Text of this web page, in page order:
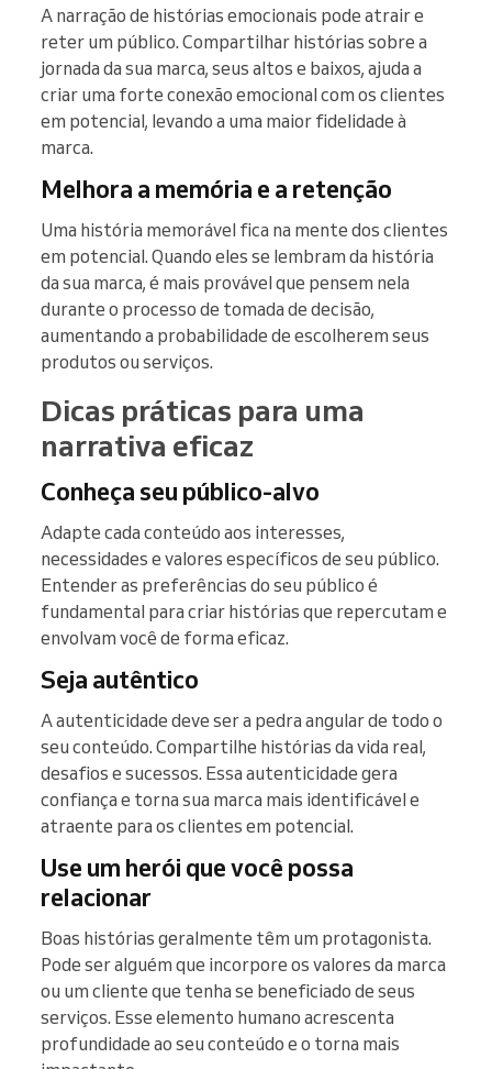
A narração de histórias emocionais pode atrair e
reter um público. Compartilhar histórias sobre a
jornada da sua marca, seus altos e baixos, ajuda a
criar uma forte conexão emocional com os clientes
em potencial, levando a uma maior fidelidade à
marca.
Melhora a memória e a retenção
Uma história memorável fica na mente dos clientes
em potencial. Quando eles se lembram da história
da sua marca, é mais provável que pensem nela
durante o processo de tomada de decisão,
aumentando a probabilidade de escolherem seus
produtos ou serviços.
Dicas práticas para uma
narrativa eficaz
Conheça seu público-alvo
Adapte cada conteúdo aos interesses,
necessidades e valores específicos de seu público.
Entender as preferências do seu público é
fundamental para criar histórias que repercutam e
envolvam você de forma eficaz.
Seja autêntico
A autenticidade deve ser a pedra angular de todo o
seu conteúdo. Compartilhe histórias da vida real,
desafios e sucessos. Essa autenticidade gera
confiança e torna sua marca mais identificável e
atraente para os clientes em potencial.
Use um herói que você possa
relacionar
Boas histórias geralmente têm um protagonista.
Pode ser alguém que incorpore os valores da marca
ou um cliente que tenha se beneficiado de seus
serviços. Esse elemento humano acrescenta
profundidade ao seu conteúdo e o torna mais